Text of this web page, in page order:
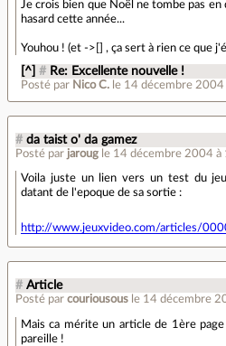
Je crois bien que Noël ne tombe pas en
hasard cette année...
Youhou ! (et ->[] , ça sert à rien ce que
[^] # Re: Excellente nouvelle !
Posté par Nico C. le 14 décembre
# da taist o' da gamez
Posté par jaroug le 14 décembre 2004 à
Voila juste un lien vers un test du
datant de l'epoque de sa sortie :
http://www.jeuxvideo.com/articles/
# Article
Posté par couriousous le 14 décembre
Mais ca mérite un article de 1ère
pareille !